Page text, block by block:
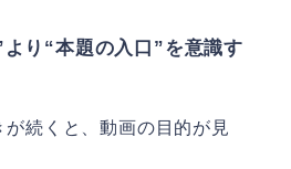
り“本題の入口”を意識す
続くと、動画の目的が見